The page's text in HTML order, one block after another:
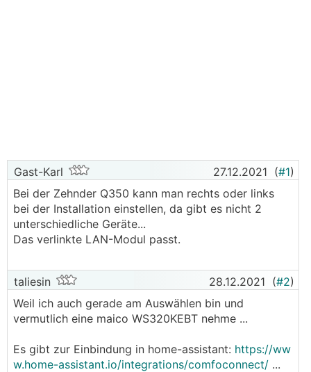
Gast-Karl 27.12.2021 (#1)
Bei der Zehnder Q350 kann man rechts oder links
bei der Installation einstellen, da gibt es nicht 2
unterschiedliche Geräte...
Das verlinkte LAN-Modul passt.
taliesin 28.12.2021 (#2)
Weil ich auch gerade am Auswählen bin und
vermutlich eine maico WS320KEBT nehme ...
Es gibt zur Einbindung in home-assistant: https://ww
w.home-assistant.io/integrations/comfoconnect/ ...